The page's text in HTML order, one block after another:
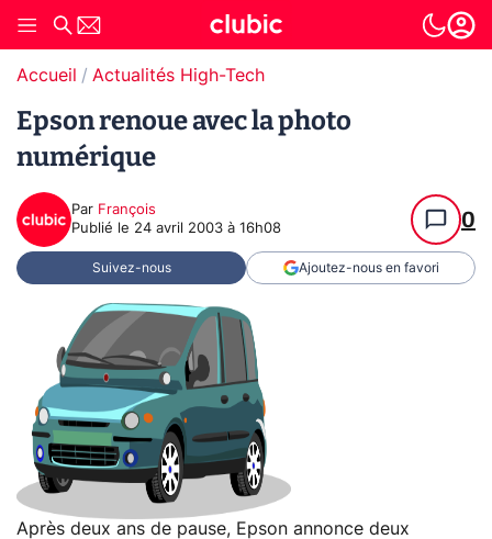
Accueil Actualités High-Tech
Epson renoue avec la photo
numérique
Par François
Publié le 24 avril 2003 à 16h08 0
Suivez-nous Ajoutez-nous en favori
Après deux ans de pause, Epson annonce deux